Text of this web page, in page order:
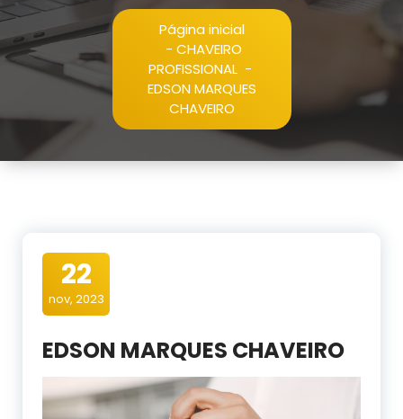
Página inicial
- CHAVEIRO
PROFISSIONAL-
EDSON MARQUES
CHAVEIRO
22
nov, 2023
EDSON MARQUES CHAVEIRO